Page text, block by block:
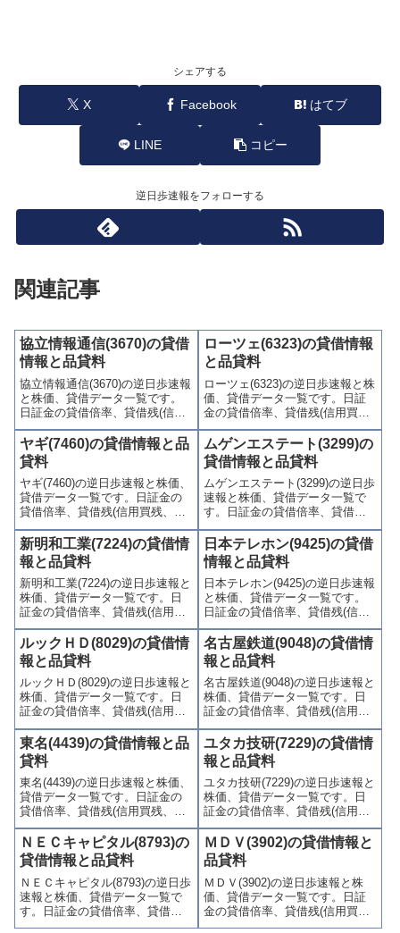
シェアする
X Facebook はてブ
LINE コピー
逆日歩速報をフォローする
関連記事
協立情報通信(3670)の貸借
情報と品貸料
協立情報通信(3670)の逆日歩速報
と株価、貸借データ一覧です。
日証金の貸借倍率、貸借残(信用
買残、信用売残)、品貸料(逆日
歩)、東証の週末残高、規制(注意
喚起・申込停止)など、空売り関
連情報を集計し、図解でわかり
やすくまとめて掲載していま
す。
ローツェ(6323)の貸借情報
と品貸料
ローツェ(6323)の逆日歩速報と株
価、貸借データ一覧です。日証
金の貸借倍率、貸借残(信用買
残、信用売残)、品貸料(逆日
歩)、東証の週末残高、規制(注意
喚起・申込停止)など、空売り関
連情報を集計し、図解でわかり
やすくまとめて掲載していま
す。
ヤギ(7460)の貸借情報と品
貸料
ヤギ(7460)の逆日歩速報と株価、
貸借データ一覧です。日証金の
貸借倍率、貸借残(信用買残、信
用売残)、品貸料(逆日歩)、東証
の週末残高、規制(注意喚起・申
込停止)など、空売り関連情報を
集計し、図解でわかりやすくま
とめて掲載しています。
ムゲンエステート(3299)の
貸借情報と品貸料
ムゲンエステート(3299)の逆日歩
速報と株価、貸借データ一覧で
す。日証金の貸借倍率、貸借残
(信用買残、信用売残)、品貸料
(逆日歩)、東証の週末残高、規制
(注意喚起・申込停止)など、空売
り関連情報を集計し、図解でわ
かりやすくまとめて掲載してい
ます。
新明和工業(7224)の貸借情
報と品貸料
新明和工業(7224)の逆日歩速報と
株価、貸借データ一覧です。日
証金の貸借倍率、貸借残(信用買
残、信用売残)、品貸料(逆日
歩)、東証の週末残高、規制(注意
喚起・申込停止)など、空売り関
連情報を集計し、図解でわかり
やすくまとめて掲載していま
す。
日本テレホン(9425)の貸借
情報と品貸料
日本テレホン(9425)の逆日歩速報
と株価、貸借データ一覧です。
日証金の貸借倍率、貸借残(信用
買残、信用売残)、品貸料(逆日
歩)、東証の週末残高、規制(注意
喚起・申込停止)など、空売り関
連情報を集計し、図解でわかり
やすくまとめて掲載していま
す。
ルックＨＤ(8029)の貸借情
報と品貸料
ルックＨＤ(8029)の逆日歩速報と
株価、貸借データ一覧です。日
証金の貸借倍率、貸借残(信用買
残、信用売残)、品貸料(逆日
歩)、東証の週末残高、規制(注意
喚起・申込停止)など、空売り関
連情報を集計し、図解でわかり
やすくまとめて掲載していま
す。
名古屋鉄道(9048)の貸借情
報と品貸料
名古屋鉄道(9048)の逆日歩速報と
株価、貸借データ一覧です。日
証金の貸借倍率、貸借残(信用買
残、信用売残)、品貸料(逆日
歩)、東証の週末残高、規制(注意
喚起・申込停止)など、空売り関
連情報を集計し、図解でわかり
やすくまとめて掲載していま
す。
東名(4439)の貸借情報と品
貸料
東名(4439)の逆日歩速報と株価、
貸借データ一覧です。日証金の
貸借倍率、貸借残(信用買残、信
用売残)、品貸料(逆日歩)、東証
の週末残高、規制(注意喚起・申
込停止)など、空売り関連情報を
集計し、図解でわかりやすくま
とめて掲載しています。
ユタカ技研(7229)の貸借情
報と品貸料
ユタカ技研(7229)の逆日歩速報と
株価、貸借データ一覧です。日
証金の貸借倍率、貸借残(信用買
残、信用売残)、品貸料(逆日
歩)、東証の週末残高、規制(注意
喚起・申込停止)など、空売り関
連情報を集計し、図解でわかり
やすくまとめて掲載していま
す。
ＮＥＣキャピタル(8793)の
貸借情報と品貸料
ＮＥＣキャピタル(8793)の逆日歩
速報と株価、貸借データ一覧で
す。日証金の貸借倍率、貸借残
(信用買残、信用売残)、品貸料
ＭＤＶ(3902)の貸借情報と
品貸料
ＭＤＶ(3902)の逆日歩速報と株
価、貸借データ一覧です。日証
金の貸借倍率、貸借残(信用買
残、信用売残)、品貸料(逆日